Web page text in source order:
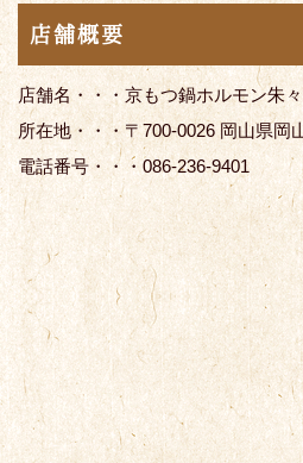
店舗概要
店舗名・・・京もつ鍋ホルモン朱
所在地・・・〒700-0026 岡山県岡
電話番号・・・086-236-9401